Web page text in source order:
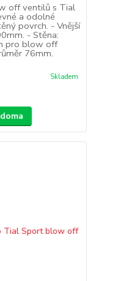
off ventilů s Tial
a odolné
povrch. - Vnější
- Stěna:
pro blow off
76mm.
Skladem